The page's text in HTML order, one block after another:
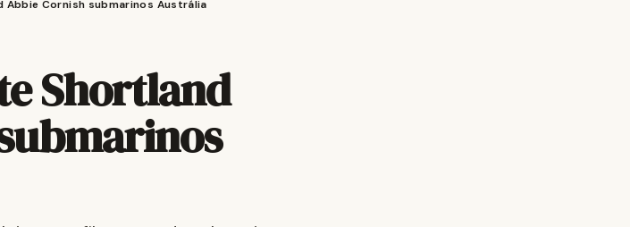
Abbie Cornish submarinos Austrália
Shortland